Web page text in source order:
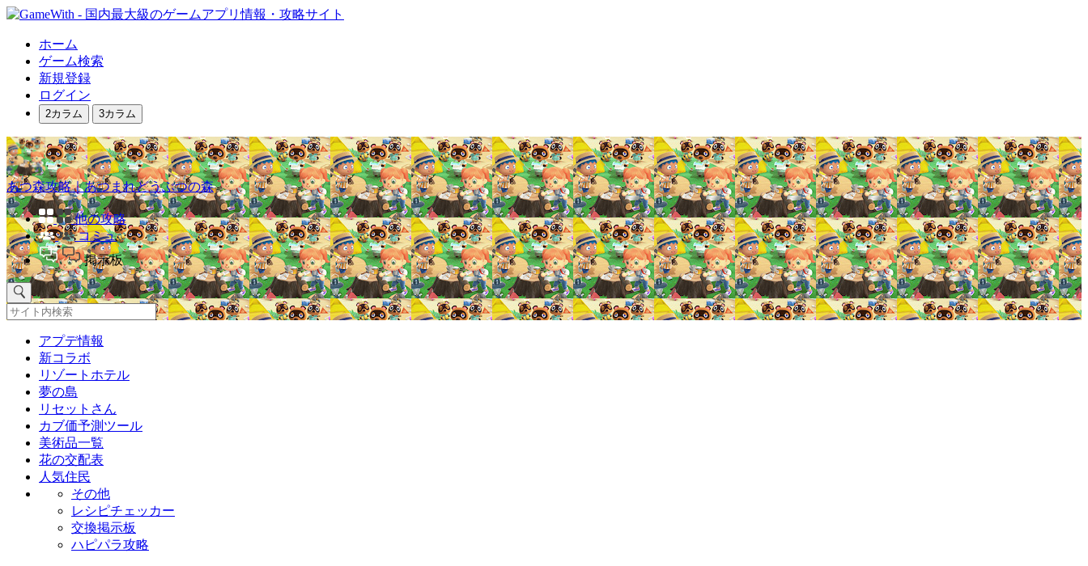
ホーム
ゲーム検索
新規登録
ログイン
2カラム 3カラム
あつ森攻略｜あつまれどうぶつの森
他の攻略
コミュ
掲示板
アプデ情報
新コラボ
リゾートホテル
夢の島
リセットさん
カブ価予測ツール
美術品一覧
花の交配表
人気住民
その他
レシピチェッカー
交換掲示板
ハピパラ攻略